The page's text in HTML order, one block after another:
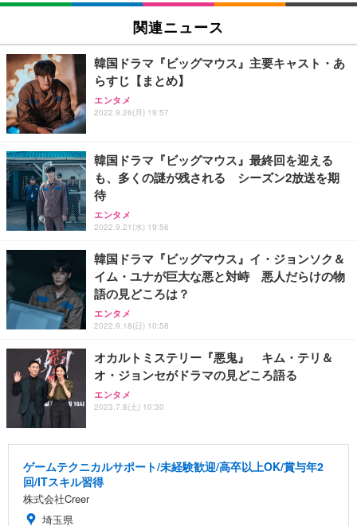
関連ニュース
韓国ドラマ『ビッグマウス』主要キャスト・あ
らすじ【まとめ】
エンタメ
2022.9.26(月) 19:57
韓国ドラマ『ビッグマウス』最終回を迎える
も、多くの謎が残される シーズン2放送を期
待
エンタメ
2022.9.21(水) 19:56
韓国ドラマ『ビッグマウス』イ・ジョンソク＆
イム・ユナが巨大な悪と対峙 悪人だらけの物
語の見どころは？
エンタメ
2022.9.18(日) 10:58
オカルトミステリー『悪鬼』 キム・テリ＆
オ・ジョンセがドラマの見どころ語る
エンタメ
2023.7.8(土) 10:30
ゲームテクニカルサポート/未経験歓迎/高卒以上OK/賞与年2
回/ITスキル習得
株式会社Creer
埼玉県